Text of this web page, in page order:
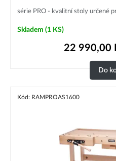
série PRO - kvalitní stoly určené
Skladem (1 KS)
22 990,00
Do
Kód: RAMPROAS1600